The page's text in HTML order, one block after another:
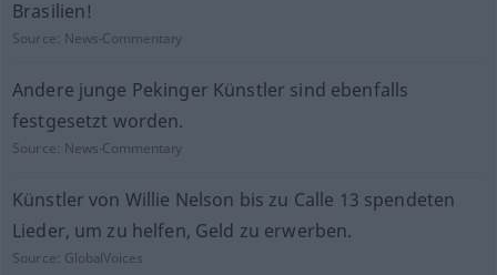
Brasilien!
Source: News-Commentary
Andere junge Pekinger Künstler sind ebenfalls
festgesetzt worden.
Source: News-Commentary
Künstler von Willie Nelson bis zu Calle 13 spendeten
Lieder, um zu helfen, Geld zu erwerben.
Source: GlobalVoices